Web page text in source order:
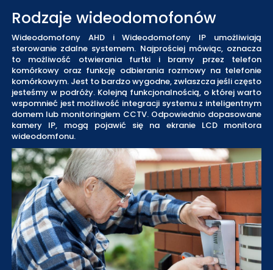
Rodzaje wideodomofonów
Wideodomofony AHD i Wideodomofony IP umożliwiają
sterowanie zdalne systemem. Najprościej mówiąc, oznacza
to możliwość otwierania furtki i bramy przez telefon
komórkowy oraz funkcję odbierania rozmowy na telefonie
komórkowym. Jest to bardzo wygodne, zwłaszcza jeśli często
jesteśmy w podróży. Kolejną funkcjonalnością, o której warto
wspomnieć jest możliwość integracji systemu z inteligentnym
domem lub monitoringiem CCTV. Odpowiednio dopasowane
kamery IP, mogą pojawić się na ekranie LCD monitora
wideodomfonu.